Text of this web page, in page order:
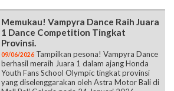
Memukau! Vampyra Dance Raih Juara
1 Dance Competition Tingkat
Provinsi.
09/06/2026 Tampilkan pesona! Vampyra Dance
berhasil meraih Juara 1 dalam ajang Honda
Youth Fans School Olympic tingkat provinsi
yang diselenggarakan oleh Astra Motor Bali di